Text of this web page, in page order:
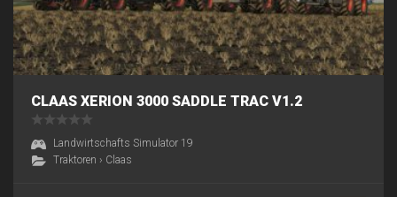
CLAAS XERION 3000 SADDLE TRAC V1.2
Landwirtschafts Simulator 19
Traktoren › Claas